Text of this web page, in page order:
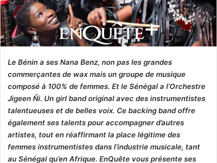
Le Bénin a ses Nana Benz, non pas les grandes
commerçantes de wax mais un groupe de musique
composé à 100% de femmes. Et le Sénégal a l’Orchestre
Jigeen Ñi. Un girl band original avec des instrumentistes
talentueuses et de belles voix. Ce backing band offre
également ses talents pour accompagner d’autres
artistes, tout en réaffirmant la place légitime des
femmes instrumentistes dans l’industrie musicale, tant
au Sénégal qu’en Afrique. EnQuête vous présente ses